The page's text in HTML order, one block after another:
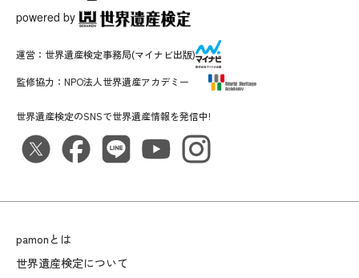
powered by
pamonとは
世界遺産検定について
世界遺産検定のSNSで世界遺産情報を発信中!
運営： 世界遺産検定事務局(マイナビ出版)
監修協力： NPO法人世界遺産アカデミー